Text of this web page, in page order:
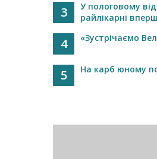
3
У пологовому
райлікарні
4 «Зустрічаємо
5 На карб юному